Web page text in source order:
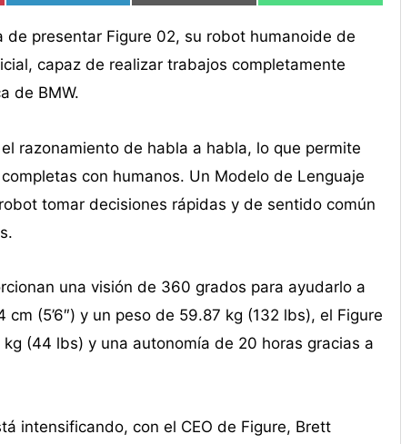
de presentar Figure 02, su robot humanoide de
capaz de realizar trabajos completamente
de BMW.
razonamiento de habla a habla, lo que permite
con humanos. Un Modelo de Lenguaje
tomar decisiones rápidas y de sentido común
una visión de 360 grados para ayudarlo a
(5’6″) y un peso de 59.87 kg (132 lbs), el Figure
(44 lbs) y una autonomía de 20 horas gracias a
intensificando, con el CEO de Figure, Brett